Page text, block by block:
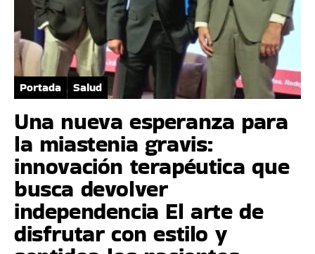
Portada Salud
Una nueva esperanza para
la miastenia gravis:
innovación terapéutica que
busca devolver
independencia El arte de
disfrutar con estilo y